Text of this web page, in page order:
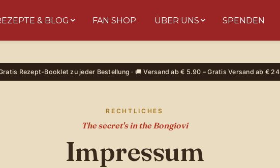
& BLOG FAN SHOP ÜBER UNS SPENDEN
Rezept-Booklet zu jeder Bestellung · 🚚 Versand ab € 5.90 – Gratis Versand ab € 24
RECHTLICHES
The secret's in the Bongiovi
Impressum